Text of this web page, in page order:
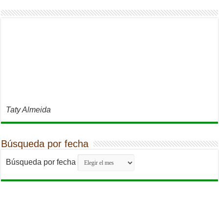
Taty Almeida
Búsqueda por fecha
Búsqueda por fecha